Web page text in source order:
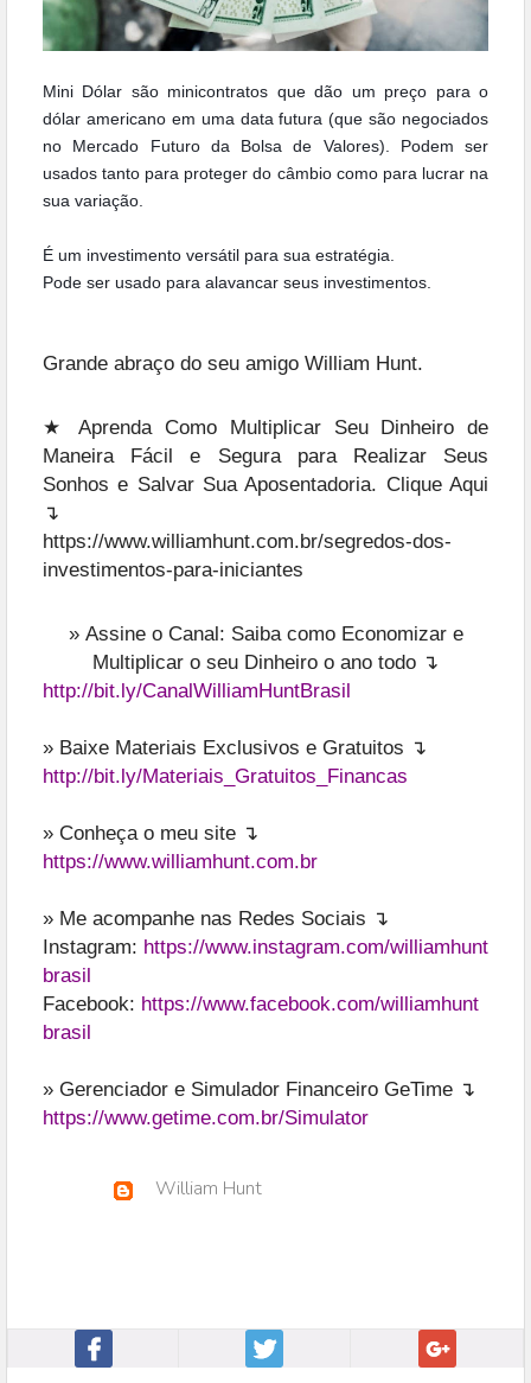
Mini Dólar são minicontratos que dão um preço para o
dólar americano em uma data futura (que são negociados
no Mercado Futuro da Bolsa de Valores). Podem ser
usados tanto para proteger do câmbio como para lucrar na
sua variação.
É um investimento versátil para sua estratégia.
Pode ser usado para alavancar seus investimentos.
Grande abraço do seu amigo William Hunt.
★ Aprenda Como Multiplicar Seu Dinheiro de
Maneira Fácil e Segura para Realizar Seus
Sonhos e Salvar Sua Aposentadoria. Clique Aqui
↴
https://www.williamhunt.com.br/segredos-dos-
investimentos-para-iniciantes
» Assine o Canal: Saiba como Economizar e
Multiplicar o seu Dinheiro o ano todo ↴
http://bit.ly/CanalWilliamHuntBrasil
» Baixe Materiais Exclusivos e Gratuitos ↴
http://bit.ly/Materiais_Gratuitos_Financas
» Conheça o meu site ↴
https://www.williamhunt.com.br
» Me acompanhe nas Redes Sociais ↴
Instagram: https://www.instagram.com/williamhunt
brasil
Facebook: https://www.facebook.com/williamhunt
brasil
» Gerenciador e Simulador Financeiro GeTime ↴
https://www.getime.com.br/Simulator
William Hunt